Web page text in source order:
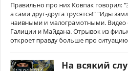
Правильно про них Ковпак говорил:
а сами друг-друга трусятся!" "Иды
наивными и малограмотными. Видео
Галиции и Майдана. Отрывок из
откроет правду больше про
На всякий